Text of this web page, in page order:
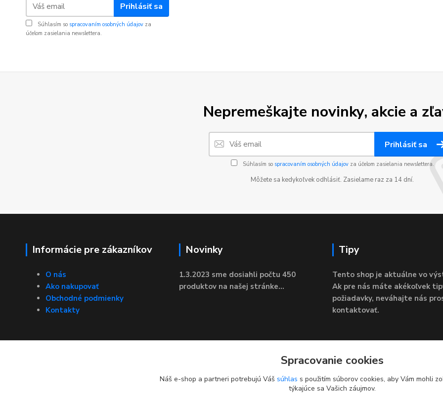
Prihlásiť sa
Súhlasím so spracovaním osobných údajov za
účelom zasielania newslettera.
Nepremeškajte novinky, akcie a
Prihlásiť sa
Súhlasím so spracovaním osobných údajovza účelom zasielania newslettera.
Môžete sa kedykoľvek odhlásiť. Zasielame raz za 14 dní.
Informácie pre zákazníkov
O nás
Ako nakupovať
Obchodné podmienky
Kontakty
Novinky
1.3.2023 sme dosiahli počtu 450
produktov na našej stránke...
Tipy
Tento shop je aktuálne vo
Ak pre nás máte akékoľvek
požiadavky, neváhajte nás
kontaktovať.
Spracovanie cookies
Náš e-shop a partneri potrebujú Váš súhlas s použitím súborov cookies, aby Vám mohli
týkajúce sa Vašich záujmov.